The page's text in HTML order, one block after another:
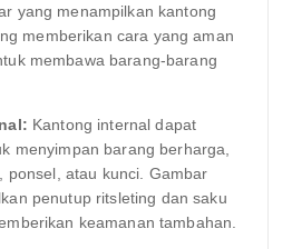
yang menampilkan kantong
memberikan cara yang aman
membawa barang-barang
Kantong internal dapat
menyimpan barang berharga,
ponsel, atau kunci. Gambar
penutup ritsleting dan saku
keamanan tambahan.